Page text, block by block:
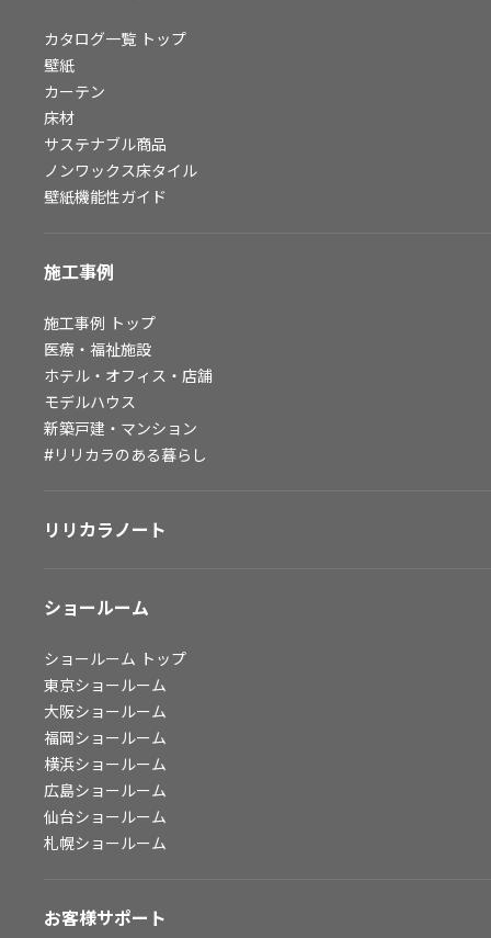
よくあるご質問
非住宅案件に関するお問い合わせ
事業紹介
スペースソリューション事業
ファシリティソリューション事業
不動産投資開発事業
会社情報
採用情報
カタログ一覧 トップ
壁紙
カーテン
床材
サステナブル商品
ノンワックス床タイル
壁紙機能性ガイド
施工事例
施工事例 トップ
医療・福祉施設
ホテル・オフィス・店舗
モデルハウス
新築戸建・マンション
#リリカラのある暮らし
リリカラノート
ショールーム
ショールーム トップ
東京ショールーム
大阪ショールーム
福岡ショールーム
横浜ショールーム
広島ショールーム
仙台ショールーム
札幌ショールーム
お客様サポート